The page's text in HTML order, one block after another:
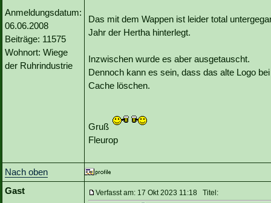
Anmeldungsdatum:
06.06.2008
Beiträge: 11575
Wohnort: Wiege
der Ruhrindustrie
Das mit dem Wappen ist leider total
Jahr der Hertha hinterlegt.
Inzwischen wurde es aber ausgetauscht.
Dennoch kann es sein, dass das alte Logo
Cache löschen.
Gruß
Fleurop
Nach oben
Gast
Verfasst am: 17 Okt 2023 11:18 Titel: